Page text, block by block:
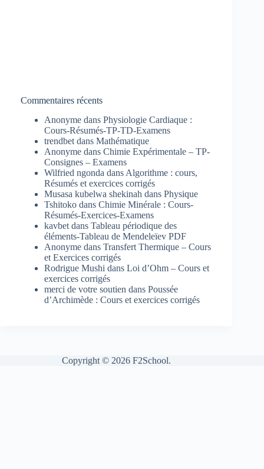
Commentaires récents
Anonyme dans Physiologie Cardiaque :
Cours-Résumés-TP-TD-Examens
trendbet dans Mathématique
Anonyme dans Chimie Expérimentale – TP-
Consignes – Examens
Wilfried ngonda dans Algorithme : cours,
Résumés et exercices corrigés
Musasa kubelwa shekinah dans Physique
Tshitoko dans Chimie Minérale : Cours-
Résumés-Exercices-Examens
kavbet dans Tableau périodique des
éléments-Tableau de Mendeleïev PDF
Anonyme dans Transfert Thermique – Cours
et Exercices corrigés
Rodrigue Mushi dans Loi d’Ohm – Cours et
exercices corrigés
merci de votre soutien dans Poussée
d’Archimède : Cours et exercices corrigés
Copyright © 2026 F2School.